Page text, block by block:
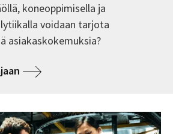
koneoppimisella ja
voidaan tarjota
asiakaskokemuksia?